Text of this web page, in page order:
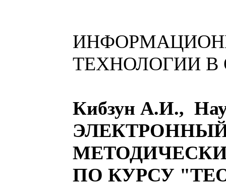
ТЕХНОЛОГИИ В
Кибзун А.И.,
ПО КУРСУ